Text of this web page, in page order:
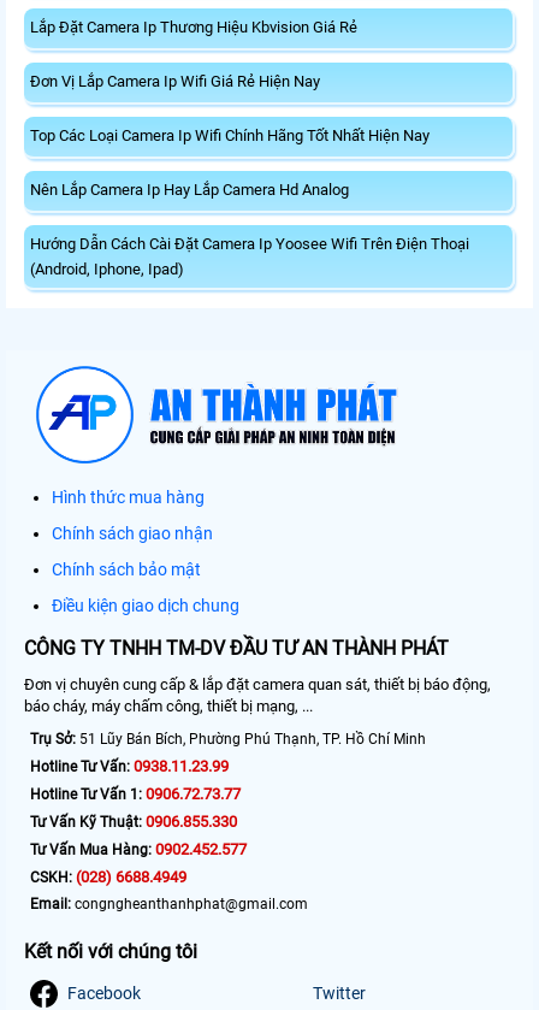
Lắp Đặt Camera Ip Thương Hiệu Kbvision Giá Rẻ
Đơn Vị Lắp Camera Ip Wifi Giá Rẻ Hiện Nay
Top Các Loại Camera Ip Wifi Chính Hãng Tốt Nhất Hiện Nay
Nên Lắp Camera Ip Hay Lắp Camera Hd Analog
Hướng Dẫn Cách Cài Đặt Camera Ip Yoosee Wifi Trên Điện Thoại
(Android, Iphone, Ipad)
Hình thức mua hàng
Chính sách giao nhận
Chính sách bảo mật
Điều kiện giao dịch chung
CÔNG TY TNHH TM-DV ĐẦU TƯ AN THÀNH PHÁT
Đơn vị chuyên cung cấp & lắp đặt camera quan sát, thiết bị báo động,
báo cháy, máy chấm công, thiết bị mạng, ...
Trụ Sở: 51 Lũy Bán Bích, Phường Phú Thạnh, TP. Hồ Chí Minh
Hotline Tư Vấn: 0938.11.23.99
Hotline Tư Vấn 1: 0906.72.73.77
Tư Vấn Kỹ Thuật: 0906.855.330
Tư Vấn Mua Hàng: 0902.452.577
CSKH: (028) 6688.4949
Email: congngheanthanhphat@gmail.com
Kết nối với chúng tôi
Facebook Twitter